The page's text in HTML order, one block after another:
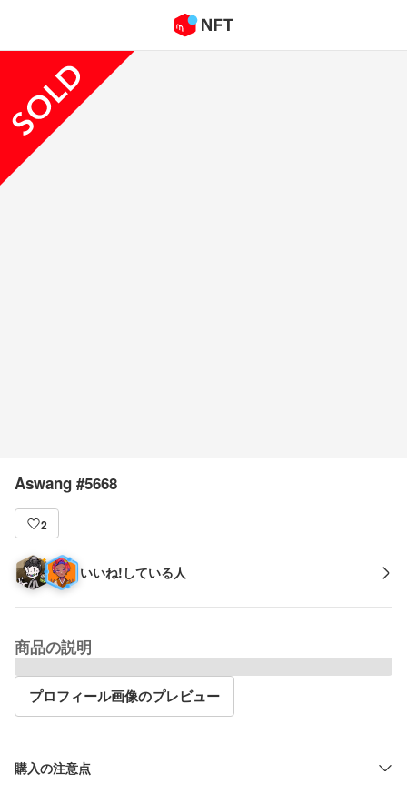
Aswang #5668
2
いいね!している人
商品の説明
プロフィール画像のプレビュー
購入の注意点